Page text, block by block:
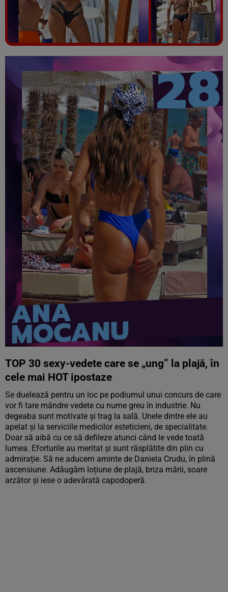
Vezi galeria foto
110 poze
TOP 30 sexy-vedete care se „ung” la plajă, în
cele mai HOT ipostaze
Se duelează pentru un loc pe podiumul unui concurs de care
vor fi tare mândre vedete cu nume greu în industrie. Nu
degeaba sunt motivate și trag la sală. Unele dintre ele au
apelat și la serviciile medicilor esteticieni, de specialitate.
Doar să aibă cu ce să defileze atunci când le vede toată
lumea. Eforturile au meritat și sunt răsplătite din plin cu
admirație. Să ne aducem aminte de Daniela Crudu, în plină
ascensiune. Adăugăm loțiune de plajă, briza mării, soare
arzător și iese o adevărată capodoperă.